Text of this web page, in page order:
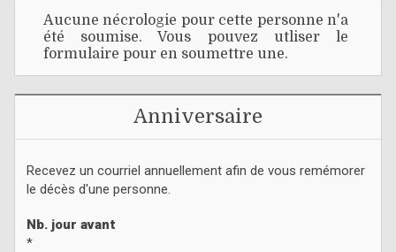
Aucune nécrologie pour cette personne n'a
été soumise. Vous pouvez utliser le
formulaire pour en soumettre une.
Anniversaire
Recevez un courriel annuellement afin de vous remémorer
le décès d'une personne.
Nb. jour avant
*